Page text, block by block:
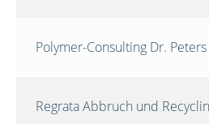
Polymer-Consulting Dr. Peters
Regrata Abbruch und